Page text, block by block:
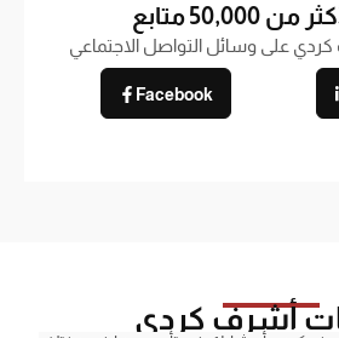
متابع
على وسائل التواصل الاجتماعي
Facebook
أشرف كردي